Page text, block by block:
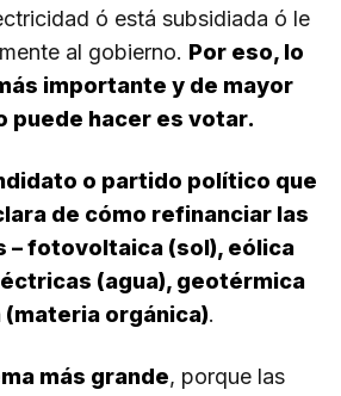
ó está subsidiada ó le
al gobierno. Por eso, lo
importante y de mayor
puede hacer es votar.
o partido político que
de cómo refinanciar las
– fotovoltaica (sol), eólica
(agua), geotérmica
orgánica).
más grande, porque las